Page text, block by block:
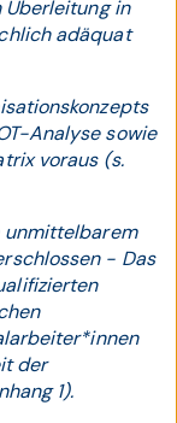
in
adäquat
Analyse sowie
voraus (s.
unmittelbarem
- Das
der
1).